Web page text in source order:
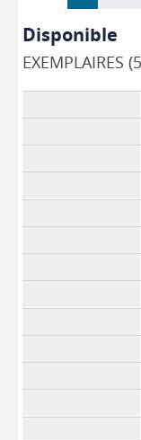
Disponible
EXEMPLAIRES